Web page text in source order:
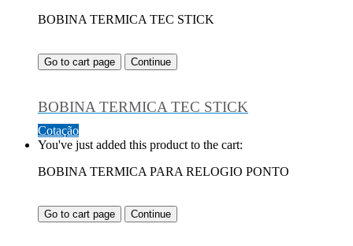
BOBINA TERMICA TEC STICK
Go to cart page Continue
BOBINA TERMICA TEC STICK
Cotação
You've just added this product to the cart:
BOBINA TERMICA PARA RELOGIO PONTO
Go to cart page Continue